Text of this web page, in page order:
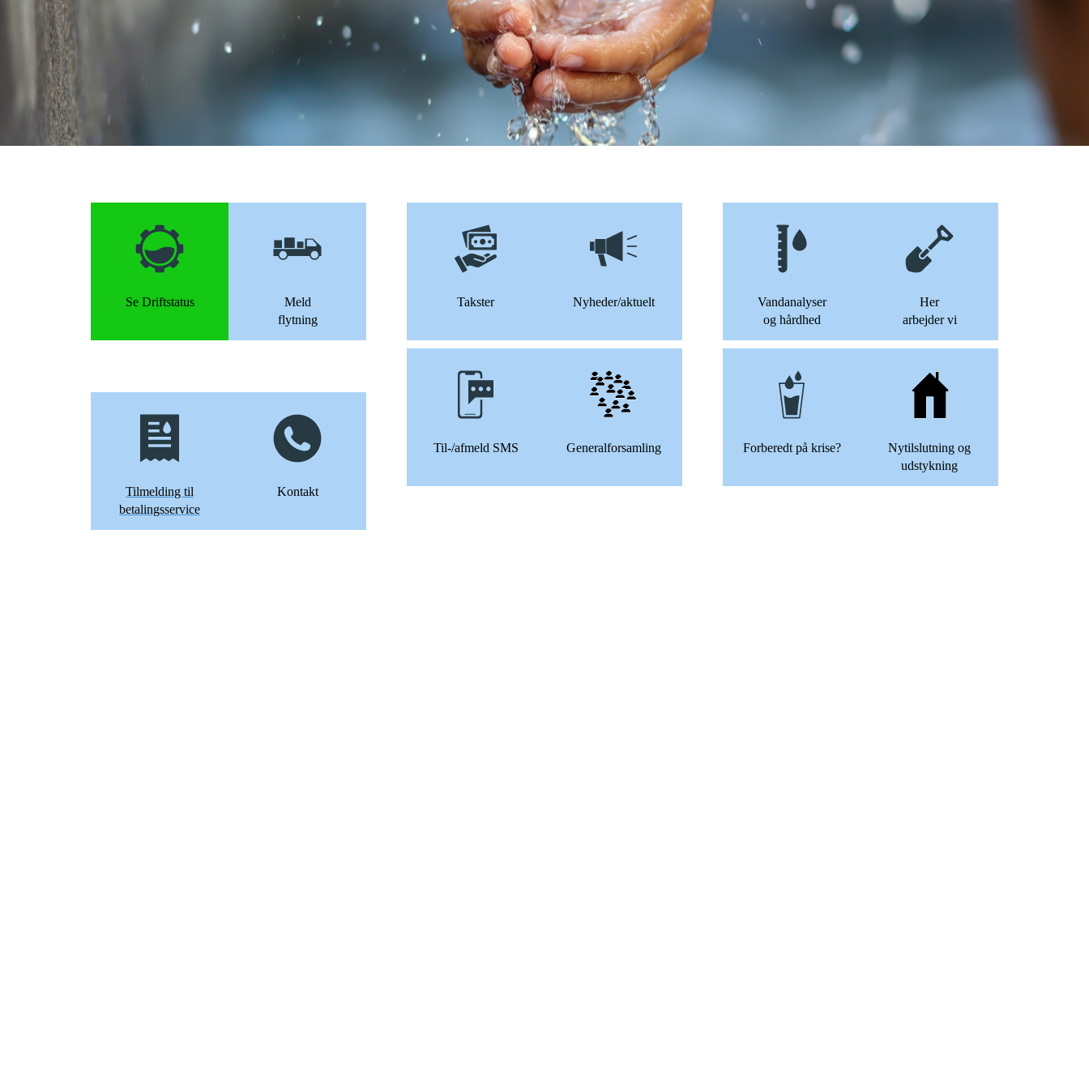
Se Driftstatus
Meld
flytning
Tilmelding til
betalingsservice
Kontakt
Takster Nyheder/aktuelt
Til-/afmeld SMS Generalforsamling
Vandanalyser
og hårdhed
Her
arbejder vi
Forberedt på krise?
Nytilslutning og
udstykning